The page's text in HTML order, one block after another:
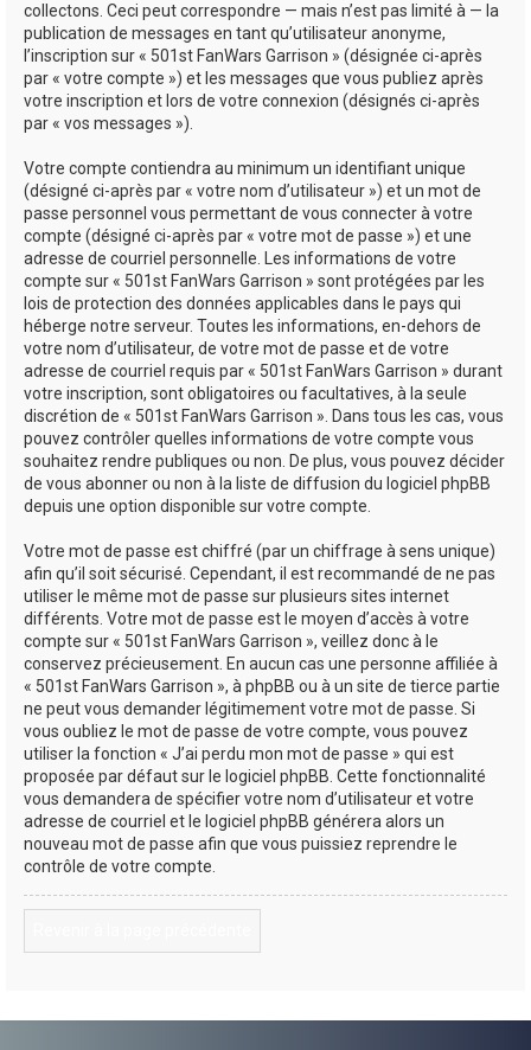
collectons. Ceci peut correspondre — mais n’est pas limité à — la
publication de messages en tant qu’utilisateur anonyme,
l’inscription sur « 501st FanWars Garrison » (désignée ci-après
par « votre compte ») et les messages que vous publiez après
votre inscription et lors de votre connexion (désignés ci-après
par « vos messages »).
Votre compte contiendra au minimum un identifiant unique
(désigné ci-après par « votre nom d’utilisateur ») et un mot de
passe personnel vous permettant de vous connecter à votre
compte (désigné ci-après par « votre mot de passe ») et une
adresse de courriel personnelle. Les informations de votre
compte sur « 501st FanWars Garrison » sont protégées par les
lois de protection des données applicables dans le pays qui
héberge notre serveur. Toutes les informations, en-dehors de
votre nom d’utilisateur, de votre mot de passe et de votre
adresse de courriel requis par « 501st FanWars Garrison » durant
votre inscription, sont obligatoires ou facultatives, à la seule
discrétion de « 501st FanWars Garrison ». Dans tous les cas, vous
pouvez contrôler quelles informations de votre compte vous
souhaitez rendre publiques ou non. De plus, vous pouvez décider
de vous abonner ou non à la liste de diffusion du logiciel phpBB
depuis une option disponible sur votre compte.
Votre mot de passe est chiffré (par un chiffrage à sens unique)
afin qu’il soit sécurisé. Cependant, il est recommandé de ne pas
utiliser le même mot de passe sur plusieurs sites internet
différents. Votre mot de passe est le moyen d’accès à votre
compte sur « 501st FanWars Garrison », veillez donc à le
conservez précieusement. En aucun cas une personne affiliée à
« 501st FanWars Garrison », à phpBB ou à un site de tierce partie
ne peut vous demander légitimement votre mot de passe. Si
vous oubliez le mot de passe de votre compte, vous pouvez
utiliser la fonction « J’ai perdu mon mot de passe » qui est
proposée par défaut sur le logiciel phpBB. Cette fonctionnalité
vous demandera de spécifier votre nom d’utilisateur et votre
adresse de courriel et le logiciel phpBB générera alors un
nouveau mot de passe afin que vous puissiez reprendre le
contrôle de votre compte.